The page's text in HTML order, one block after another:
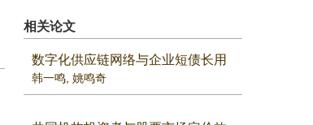
相关论文
数字化供应链网络与企业短债长用
韩一鸣, 姚鸣奇